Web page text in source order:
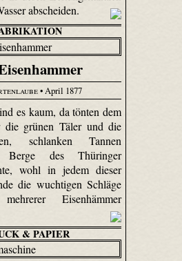
abscheiden.
• April 1877
es kaum, da tönten dem
die grünen Täler und die
schlanken Tannen
Berge des Thüringer
wohl in jedem dieser
die wuchtigen Schläge
Eisenhämmer
& PAPIER